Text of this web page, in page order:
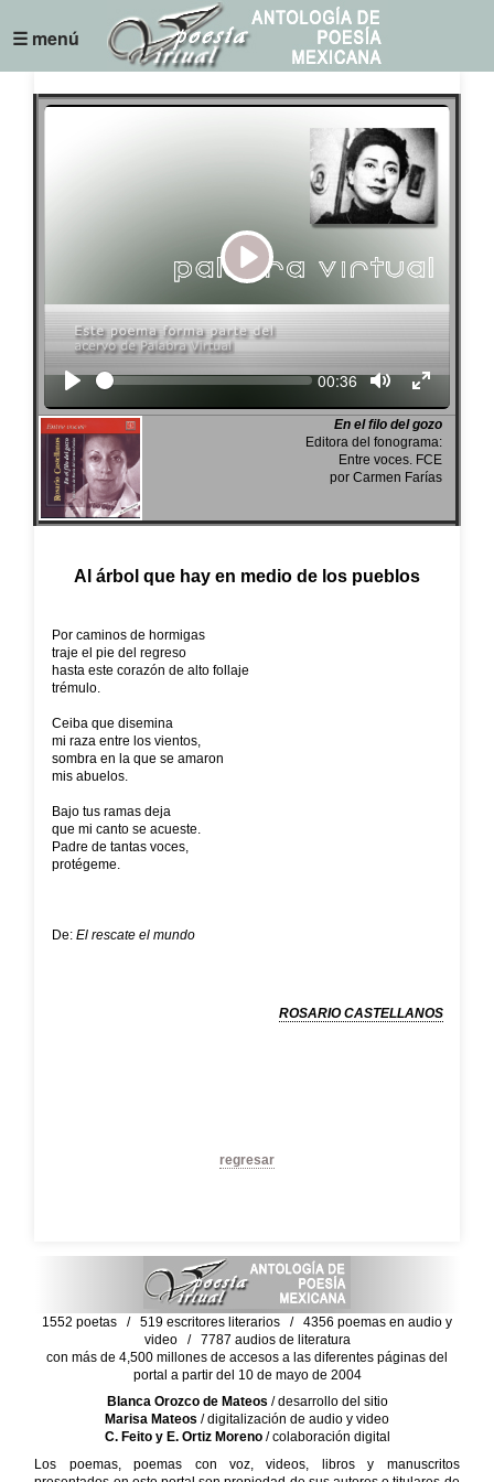
☰ menú
Play
Seek Current
00:36
En el filo del gozo
Editora del fonograma:
Entre voces. FCE
por Carmen Farías
Al árbol que hay en medio de los pueblos
Por caminos de hormigas
traje el pie del regreso
hasta este corazón de alto follaje
trémulo.
Ceiba que disemina
mi raza entre los vientos,
sombra en la que se amaron
mis abuelos.
Bajo tus ramas deja
que mi canto se acueste.
Padre de tantas voces,
protégeme.
De: El rescate el mundo
ROSARIO CASTELLANOS
regresar
1552 poetas / 519 escritores literarios / 4356 poemas en audio y
video / 7787 audios de literatura
con más de 4,500 millones de accesos a las diferentes páginas del
portal a partir del 10 de mayo de 2004
Blanca Orozco de Mateos / desarrollo del sitio
Marisa Mateos / digitalización de audio y video
C. Feito y E. Ortiz Moreno/ colaboración digital
Los poemas, poemas con voz, videos, libros y manuscritos